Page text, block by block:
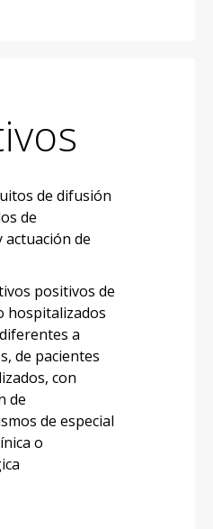
de difusión
de
actuación de
positivos de
hospitalizados
a
de pacientes
con
de
de especial
o